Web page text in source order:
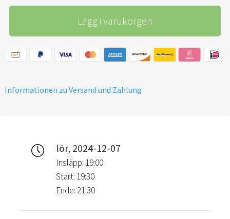
Lägg i varukorgen
Informationen zu Versand und Zahlung
lör, 2024-12-07
Insläpp: 19:00
Start: 19:30
Ende: 21:30